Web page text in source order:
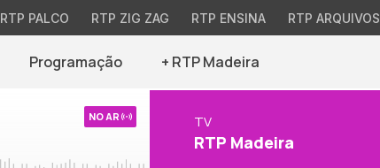
RTP PALCO RTP ZIG ZAG RTP ENSINA RTP ARQUIVOS
Programação + RTP Madeira
NO AR TV
RTP Madeira